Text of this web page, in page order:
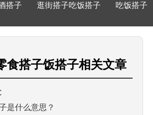
搭子 逛街搭子吃饭搭子
吃饭搭子
食搭子饭搭子相关文章
是什么意思？